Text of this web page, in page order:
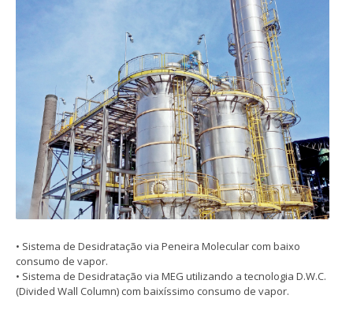
• Sistema de Desidratação via Peneira Molecular com baixo
consumo de vapor.
• Sistema de Desidratação via MEG utilizando a tecnologia D.W.C.
(Divided Wall Column) com baixíssimo consumo de vapor.